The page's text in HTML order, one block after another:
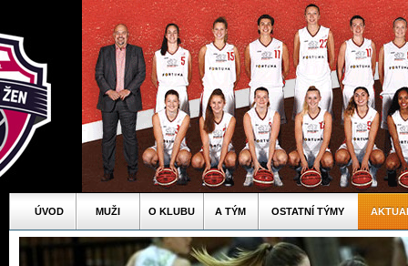
ÚVOD MUŽI O KLUBU A TÝM OSTATNÍ TÝMY